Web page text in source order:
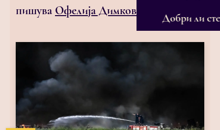
Добри ли
пишува Офелија Димковска